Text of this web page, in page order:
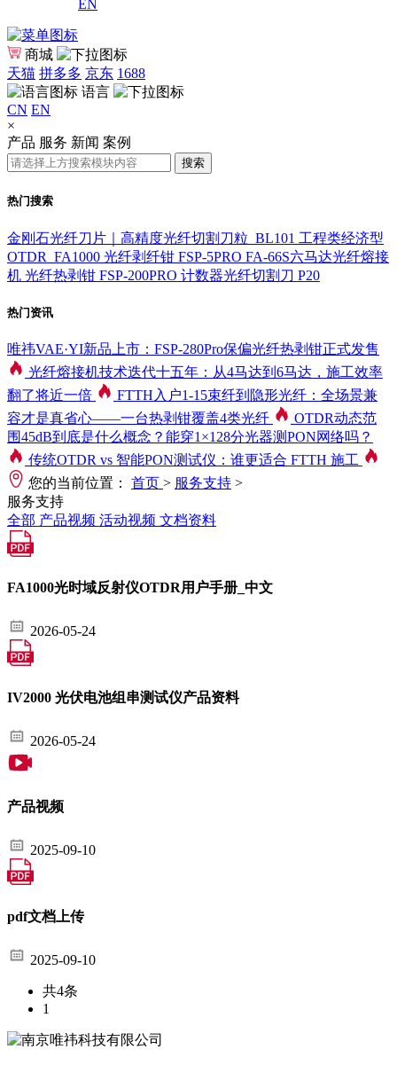
EN
商城
天猫 拼多多 京东 1688
语言
CN EN
×
产品 服务 新闻 案例
搜索
热门搜索
金刚石光纤刀片｜高精度光纤切割刀粒_BL101 工程类经济型
OTDR_FA1000 光纤剥纤钳 FSP-5PRO FA-66S六马达光纤熔接
机 光纤热剥钳 FSP-200PRO 计数器光纤切割刀 P20
热门资讯
唯祎VAE·YI新品上市：FSP-280Pro保偏光纤热剥钳正式发售
光纤熔接机技术迭代十五年：从4马达到6马达，施工效率
翻了将近一倍
FTTH入户1-15束纤到隐形光纤：全场景兼
容才是真省心——一台热剥钳覆盖4类光纤
OTDR动态范
围45dB到底是什么概念？能穿1×128分光器测PON网络吗？
传统OTDR vs 智能PON测试仪：谁更适合 FTTH 施工
您的当前位置：
首页 > 服务支持 >
服务支持
全部 产品视频 活动视频 文档资料
FA1000光时域反射仪OTDR用户手册_中文
2026-05-24
IV2000 光伏电池组串测试仪产品资料
2026-05-24
产品视频
2025-09-10
pdf文档上传
2025-09-10
共4条
1